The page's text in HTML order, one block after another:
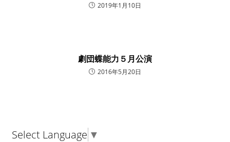
2019年1月10日
劇団蝶能力５月公演
2016年5月20日
Select Language ▼